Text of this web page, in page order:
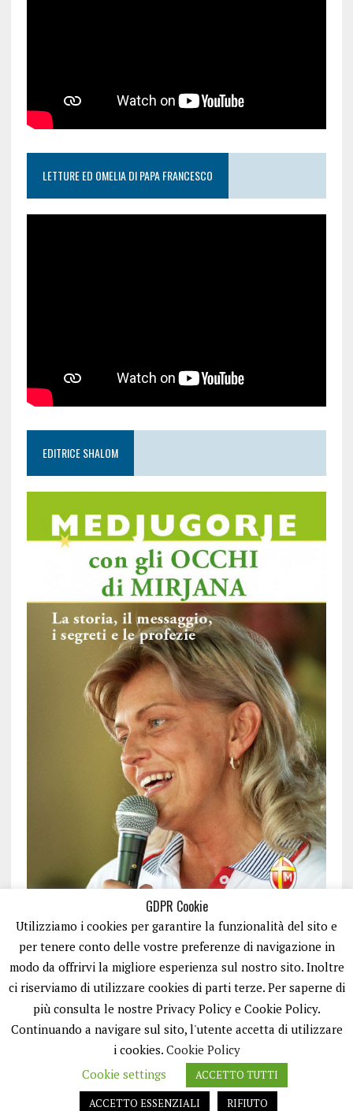
LETTURE ED OMELIA DI PAPA FRANCESCO
EDITRICE SHALOM
ISCRIVITI
GDPR Cookie
Utilizziamo i cookies per garantire la funzionalità del sito e
per tenere conto delle vostre preferenze di navigazione in
modo da offrirvi la migliore esperienza sul nostro sito. Inoltre
ci riserviamo di utilizzare cookies di parti terze. Per saperne di
più consulta le nostre Privacy Policy e Cookie Policy.
Continuando a navigare sul sito, l'utente accetta di utilizzare
i cookies. Cookie Policy
Cookie settings
ACCETTO TUTTI
ACCETTO ESSENZIALI
RIFIUTO